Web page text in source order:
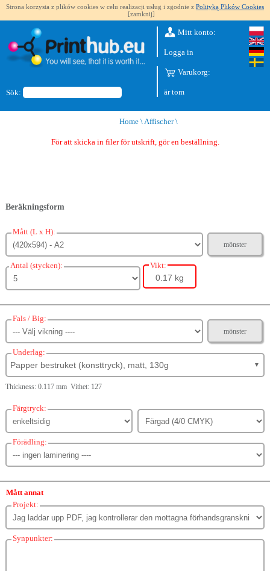
Strona korzysta z plików cookies w celu realizacji usług i zgodnie z Polityką Plików Cookies
[zamknij]
Sök:
Mitt konto:
Logga in
Varukorg:
är tom
Home\Affischer\
För att skicka in filer för utskrift, gör en beställning.
Beräkningsform
Mått (L x H):
mönster
Antal (stycken): Vikt:
0.17 kg
Fals / Big:
mönster
Underlag:
Papper bestruket (konsttryck), matt, 130g ▼
Thickness: 0.117 mm Vithet: 127
Färgtryck:
Förädling:
Mått annat
Projekt:
Synpunkter: